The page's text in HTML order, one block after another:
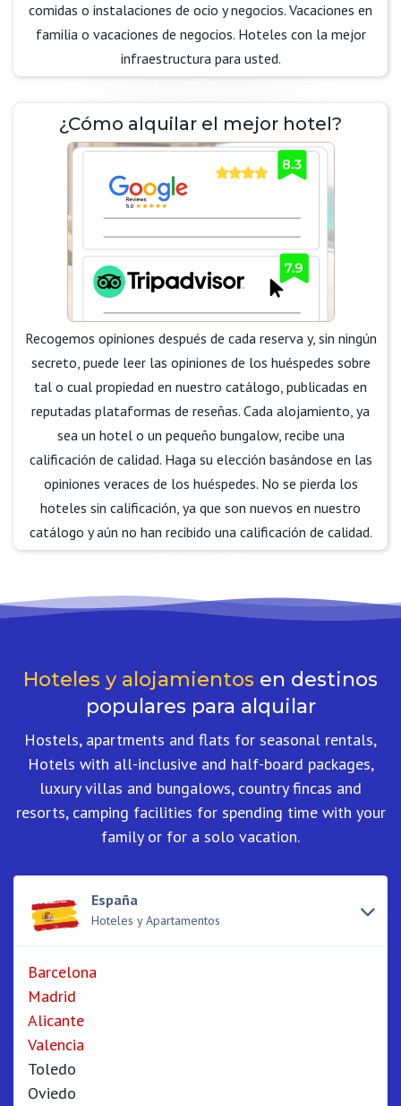
comidas o instalaciones de ocio y negocios. Vacaciones en
familia o vacaciones de negocios. Hoteles con la mejor
infraestructura para usted.
¿Cómo alquilar el mejor hotel?
Recogemos opiniones después de cada reserva y, sin ningún
secreto, puede leer las opiniones de los huéspedes sobre
tal o cual propiedad en nuestro catálogo, publicadas en
reputadas plataformas de reseñas. Cada alojamiento, ya
sea un hotel o un pequeño bungalow, recibe una
calificación de calidad. Haga su elección basándose en las
opiniones veraces de los huéspedes. No se pierda los
hoteles sin calificación, ya que son nuevos en nuestro
catálogo y aún no han recibido una calificación de calidad.
Hoteles y alojamientos en destinos
populares para alquilar
Hostels, apartments and flats for seasonal rentals,
Hotels with all-inclusive and half-board packages,
luxury villas and bungalows, country fincas and
resorts, camping facilities for spending time with your
family or for a solo vacation.
España
Hoteles y Apartamentos
Barcelona
Madrid
Alicante
Valencia
Toledo
Oviedo